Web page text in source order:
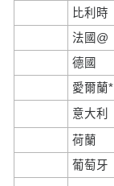
比利時
法國@
德國
愛爾蘭*
意大利
荷蘭
葡萄牙